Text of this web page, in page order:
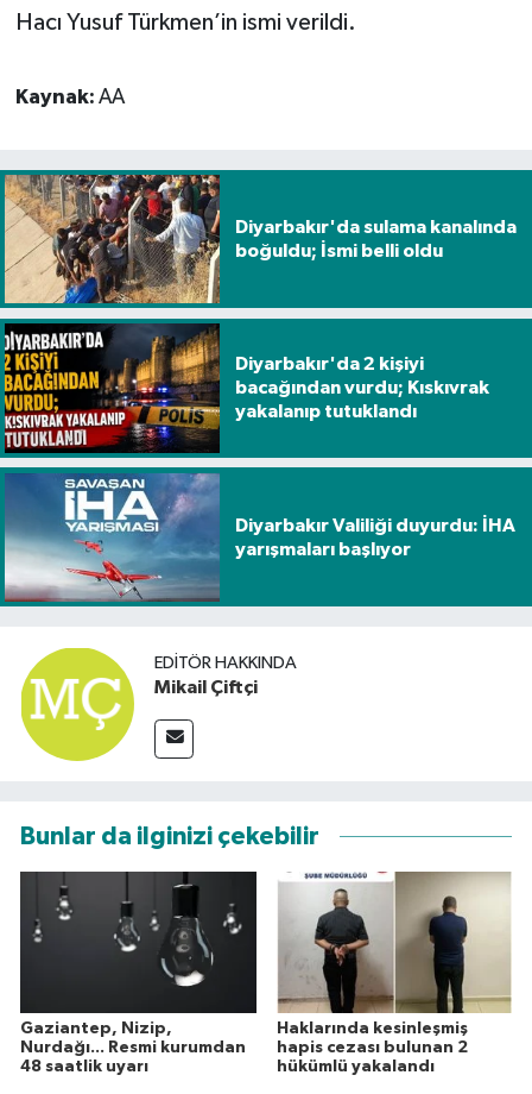
Hacı Yusuf Türkmen’in ismi verildi.
Kaynak: AA
Diyarbakır'da sulama kanalında
boğuldu; İsmi belli oldu
Diyarbakır'da 2 kişiyi
bacağından vurdu; Kıskıvrak
yakalanıp tutuklandı
Diyarbakır Valiliği duyurdu: İHA
yarışmaları başlıyor
EDITÖR HAKKINDA
Mikail Çiftçi
Bunlar da ilginizi çekebilir
Gaziantep, Nizip,
Nurdağı... Resmi kurumdan
48 saatlik uyarı
Haklarında kesinleşmiş
hapis cezası bulunan 2
hükümlü yakalandı